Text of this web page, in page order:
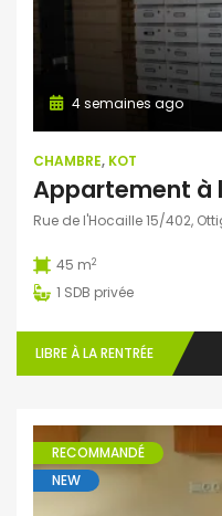
4 semaines ago
CHAMBRE, KOT
Appartement à
Rue de l'Hocaille 15/402,
45 m2
1 SDB privée
LIBRE À LA RENTRÉE
RECOMMANDÉ
NEW